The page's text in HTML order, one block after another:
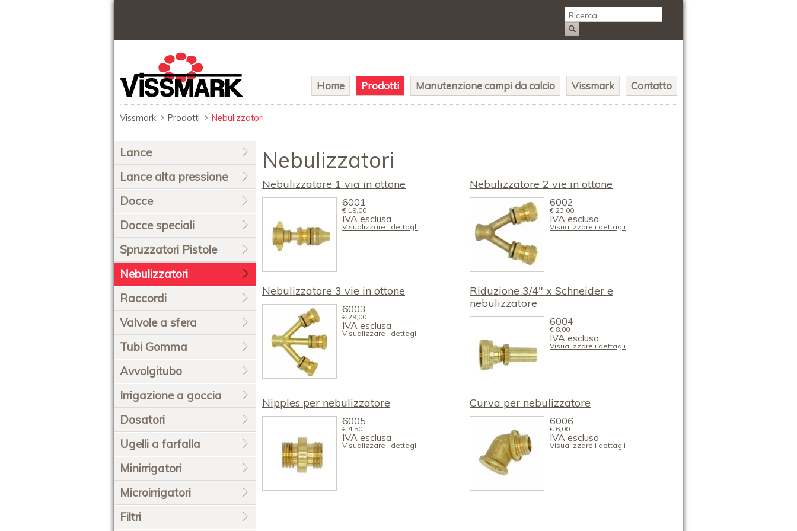
Salta
Home Prodotti Manutenzione campi da calcio Vissmark Contatto
Vissmark Prodotti Nebulizzatori
Nebulizzatori
Nebulizzatore 1 via in ottone
6001
€ 19,00
IVA esclusa
Visualizzare i dettagli
Nebulizzatore 2 vie in ottone
6002
€ 23,00
IVA esclusa
Visualizzare i dettagli
Nebulizzatore 3 vie in ottone
6003
€ 29,00
IVA esclusa
Visualizzare i dettagli
Riduzione 3/4" x Schneider e
nebulizzatore
6004
€ 8,00
IVA esclusa
Visualizzare i dettagli
Nipples per nebulizzatore
6005
€ 4,50
IVA esclusa
Visualizzare i dettagli
Curva per nebulizzatore
6006
€ 6,00
IVA esclusa
Visualizzare i dettagli
Salta
la
navigazione
Lance
Lance alta pressione
Docce
Docce speciali
Spruzzatori Pistole
Nebulizzatori
Raccordi
Valvole a sfera
Tubi Gomma
Avvolgitubo
Irrigazione a goccia
Dosatori
Ugelli a farfalla
Minirrigatori
Microirrigatori
Filtri